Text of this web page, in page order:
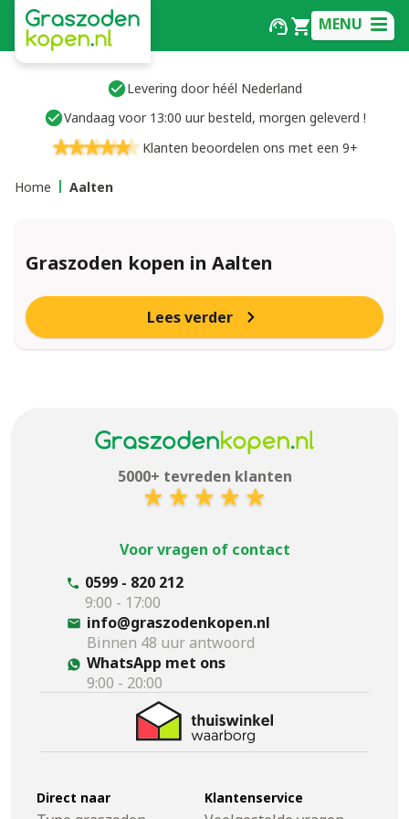
MENU
Levering door héél Nederland
Vandaag voor 13:00 uur besteld, morgen geleverd !
Klanten beoordelen ons met een 9+
Home Aalten
Graszoden kopen in Aalten
Lees verder
5000+ tevreden klanten
Voor vragen of contact
0599 - 820 212
9:00 - 17:00
info@graszodenkopen.nl
Binnen 48 uur antwoord
WhatsApp met ons
9:00 - 20:00
Direct naar Klantenservice